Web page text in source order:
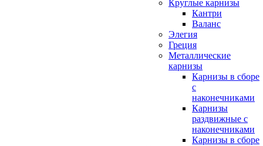
Круглые карнизы
Кантри
Валанс
Элегия
Греция
Металлические
карнизы
Карнизы в сборе
с
наконечниками
Карнизы
раздвижные с
наконечниками
Карнизы в сборе